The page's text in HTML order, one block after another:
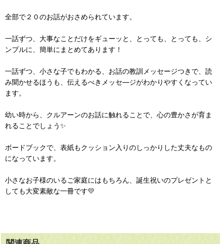
全部で２０のお話がおさめられています。
一話ずつ、大事なことだけをギューッと、とっても、とっても、シ
ンプルに、簡単にまとめてあります！
一話ずつ、小さな子でもわかる、お話の教訓メッセージつきで、読
み聞かせるほうも、伝えるべきメッセ―ジがわかりやすくなってい
ます。
幼い時から、クルアーンのお話に触れることで、心の豊かさが育ま
れることでしょう✨
ボードブックで、表紙もクッション入りのしっかりした丈夫なもの
になっています。
小さなお子様のいるご家庭にはもちろん、誕生祝いのプレゼントと
しても大変素敵な一冊です💛